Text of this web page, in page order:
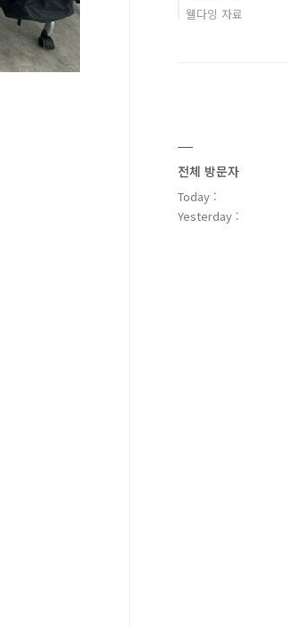
웰다잉 자료
전체 방문자
Today :
Yesterday :